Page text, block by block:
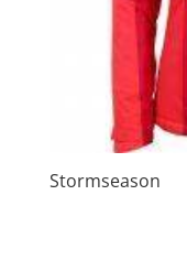
Stormseason